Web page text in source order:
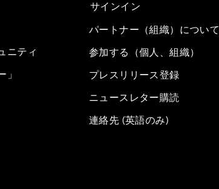
ニティ
」
サインイン
パートナー（組織）について
参加する（個人、組織）
プレスリリース登録
ニュースレター購読
連絡先 (英語のみ)